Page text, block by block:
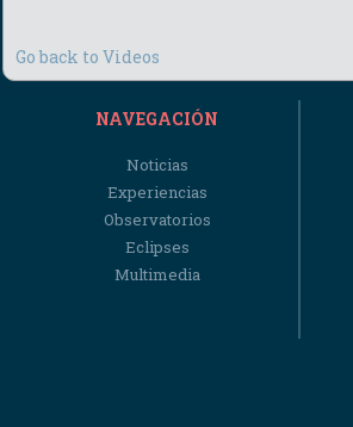
Go back to Videos
NAVEGACIÓN
Noticias
Experiencias
Observatorios
Eclipses
Multimedia